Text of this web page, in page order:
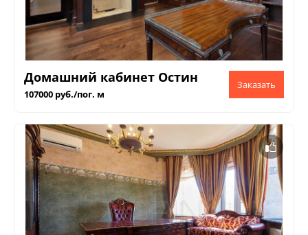
Домашний кабинет Остин
107000 руб./пог. м